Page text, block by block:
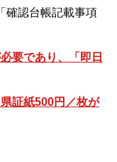
確認台帳記載事項
要であり、「即日
証紙500円／枚が